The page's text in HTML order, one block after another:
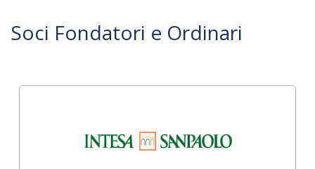
Soci Fondatori e Ordinari